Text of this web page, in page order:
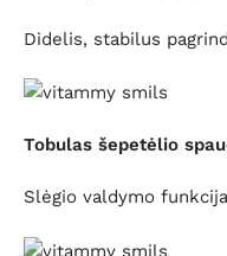
Didelis, stabilus
Tobulas šepetėlio
Slėgio valdymo